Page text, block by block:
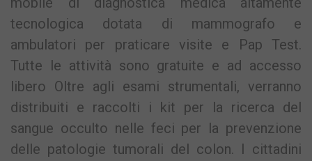
tecnologica dotata di mammografo e
ambulatori per praticare visite e Pap Test.
Tutte le attività sono gratuite e ad accesso
libero Oltre agli esami strumentali, verranno
distribuiti e raccolti i kit per la ricerca del
sangue occulto nelle feci per la prevenzione
delle patologie tumorali del colon. I cittadini